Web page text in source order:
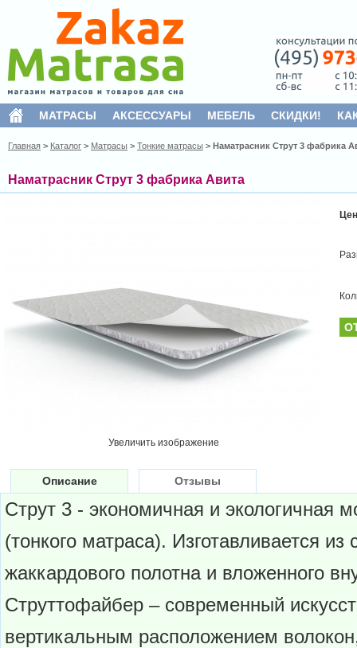
МАТРАСЫ АКСЕССУАРЫ МЕБЕЛЬ СКИДКИ!
Главная > Каталог > Матрасы > Тонкие матрасы > Наматрасник Струт 3 фабрика
Наматрасник Струт 3 фабрика Авита
Увеличить изображение
Описание Отзывы
Струт 3 - экономичная и экологичная
(тонкого матраса). Изготавливается из
жаккардового полотна и вложенного
Струттофайбер – современный
вертикальным расположением